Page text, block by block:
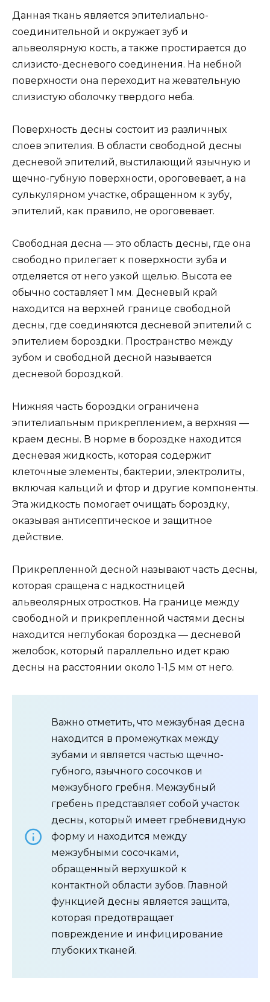
Данная ткань является эпителиально-
соединительной и окружает зуб и
альвеолярную кость, а также простирается до
слизисто-десневого соединения. На небной
поверхности она переходит на жевательную
слизистую оболочку твердого неба.
Поверхность десны состоит из различных
слоев эпителия. В области свободной десны
десневой эпителий, выстилающий язычную и
щечно-губную поверхности, ороговевает, а на
сулькулярном участке, обращенном к зубу,
эпителий, как правило, не ороговевает.
Свободная десна — это область десны, где она
свободно прилегает к поверхности зуба и
отделяется от него узкой щелью. Высота ее
обычно составляет 1 мм. Десневый край
находится на верхней границе свободной
десны, где соединяются десневой эпителий с
эпителием бороздки. Пространство между
зубом и свободной десной называется
десневой бороздкой.
Нижняя часть бороздки ограничена
эпителиальным прикреплением, а верхняя —
краем десны. В норме в бороздке находится
десневая жидкость, которая содержит
клеточные элементы, бактерии, электролиты,
включая кальций и фтор и другие компоненты.
Эта жидкость помогает очищать бороздку,
оказывая антисептическое и защитное
действие.
Прикрепленной десной называют часть десны,
которая сращена с надкостницей
альвеолярных отростков. На границе между
свободной и прикрепленной частями десны
находится неглубокая бороздка — десневой
желобок, который параллельно идет краю
десны на расстоянии около 1-1,5 мм от него.
Важно отметить, что межзубная десна
находится в промежутках между
зубами и является частью щечно-
губного, язычного сосочков и
межзубного гребня. Межзубный
гребень представляет собой участок
десны, который имеет гребневидную
форму и находится между
межзубными сосочками,
обращенный верхушкой к
контактной области зубов. Главной
функцией десны является защита,
которая предотвращает
повреждение и инфицирование
глубоких тканей.